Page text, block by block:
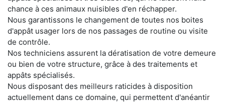
chance à ces animaux nuisibles d'en réchapper.
Nous garantissons le changement de toutes nos boites
d'appât usager lors de nos passages de routine ou visite
de contrôle.
Nos techniciens assurent la dératisation de votre demeure
ou bien de votre structure, grâce à des traitements et
appâts spécialisés.
Nous disposant des meilleurs raticides à disposition
actuellement dans ce domaine, qui permettent d'anéantir